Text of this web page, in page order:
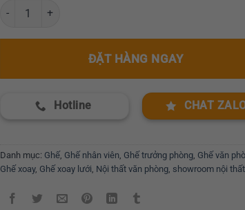
Ghế xoay văn phòng công thái học GR-V2-001 số lượng
ĐẶT HÀNG NGAY
Hotline CHAT
Danh mục: Ghế, Ghế nhân viên, Ghế trưởng phòng, Ghế văn
Ghế xoay, Ghế xoay lưới Nội thất văn phòng, showroom nội thất